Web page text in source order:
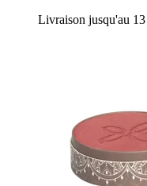
Livraison jusqu'au